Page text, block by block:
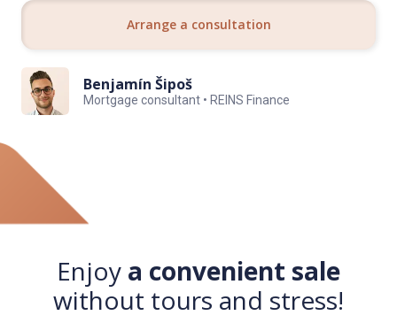
Arrange a consultation
Benjamín Šipoš
Mortgage consultant • REINS Finance
Enjoy a convenient sale
without tours and stress!